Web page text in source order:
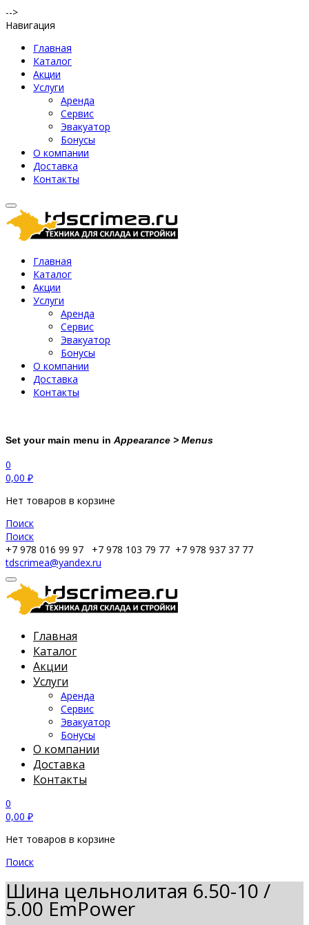
-->
Навигация
Главная
Каталог
Акции
Услуги
Аренда
Сервис
Эвакуатор
Бонусы
О компании
Доставка
Контакты
Главная
Каталог
Акции
Услуги
Аренда
Сервис
Эвакуатор
Бонусы
О компании
Доставка
Контакты
Set your main menu in Appearance > Menus
0
0,00 ₽
Нет товаров в корзине
Поиск
Поиск
+7 978 016 99 97
+7 978 103 79 77 +7 978 937 37 77
tdscrimea@yandex.ru
Главная
Каталог
Акции
Услуги
Аренда
Сервис
Эвакуатор
Бонусы
О компании
Доставка
Контакты
0
0,00 ₽
Нет товаров в корзине
Поиск
Шина цельнолитая 6.50-10 /
5.00 EmPower